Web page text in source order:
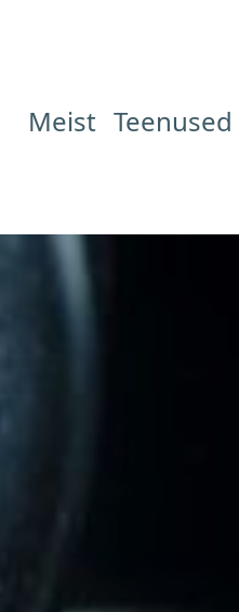
Meist Teenused